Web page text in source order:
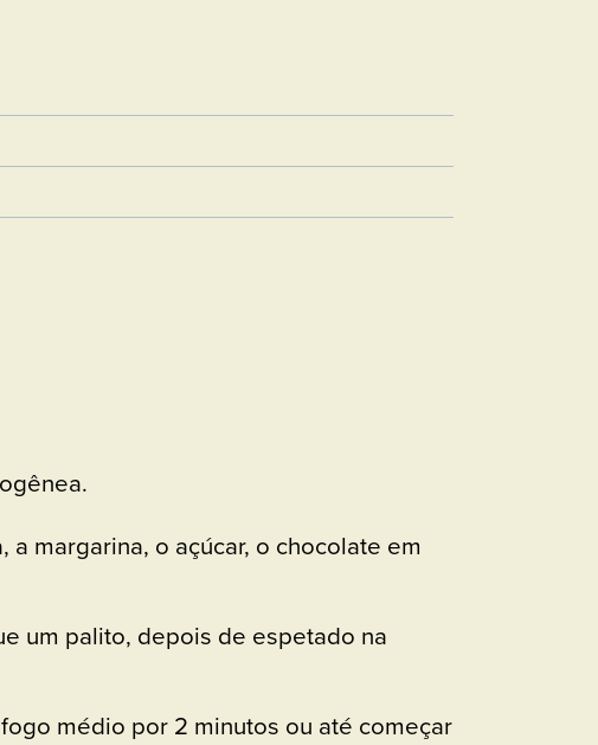
margarina, o açúcar, o chocolate em
um palito, depois de espetado na
médio por 2 minutos ou até começar